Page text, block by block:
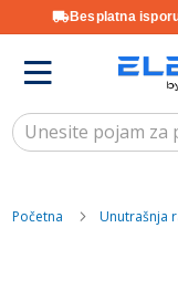
Besplatna
Početna Unutrašnja